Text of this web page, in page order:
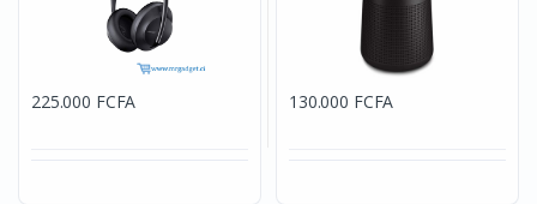
225.000 FCFA 130.000 FCFA